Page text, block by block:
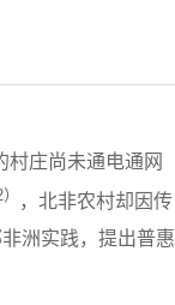
庄尚未通电通网
，北非农村却因传
洲实践，提出普惠